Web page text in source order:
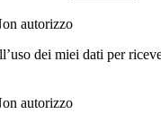
autorizzo
dei miei dati per
autorizzo